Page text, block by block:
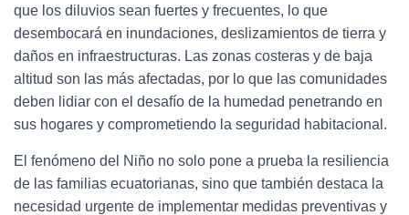
que los diluvios sean fuertes y frecuentes, lo que
desembocará en inundaciones, deslizamientos de tierra y
daños en infraestructuras. Las zonas costeras y de baja
altitud son las más afectadas, por lo que las comunidades
deben lidiar con el desafío de la humedad penetrando en
sus hogares y comprometiendo la seguridad habitacional.
El fenómeno del Niño no solo pone a prueba la resiliencia
de las familias ecuatorianas, sino que también destaca la
necesidad urgente de implementar medidas preventivas y